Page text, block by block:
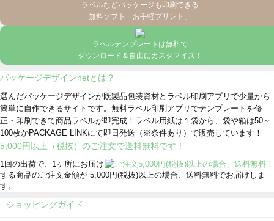
ラベルなどパッケージも印刷できる
無料ソフト「お手軽プリント」
ラベルテンプレートは無料で
ダウンロード＆自由にカスタマイズ！
パッケージデザインnetとは？
選んだパッケージデザインが既製品包装資材とラベル印刷アプリで少量から
簡単に自作できるサイトです。無料ラベル印刷アプリでテンプレートを修
正・印刷できて商品ラベルが即完成！ラベル用紙は１袋から、袋や箱は50～
100枚かPACKAGE LINKにて即日発送 （※条件あり） で販売しています！
5,000円以上（税抜）のご注文で送料無料です！
1回の出荷で、1ヶ所にお届け
する商品のご注文金額が 5,000円(税抜)以上の場合、送料無料でお届けしま
す。
ショッピングガイド